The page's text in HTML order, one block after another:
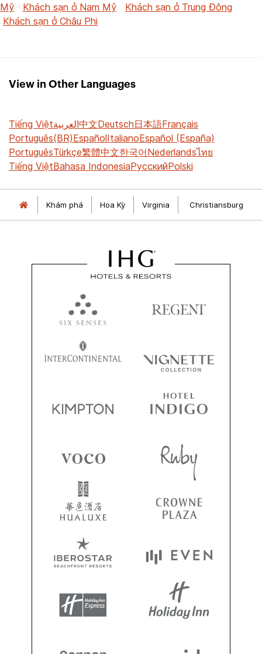
Mỹ
Khách sạn ở Nam Mỹ
Khách sạn ở Trung Đông
Khách sạn ở Châu Phi
View in Other Languages
Tiếng Việtالعربية中文Deutsch日本語Français
Português(BR)EspañolItalianoEspañol (España)
PortuguêsTürkçe繁體中文한국어Nederlandsไทย
Tiếng ViệtBahasa IndonesiaРусскийPolski
Khám phá Hoa Kỳ Virginia Christiansburg